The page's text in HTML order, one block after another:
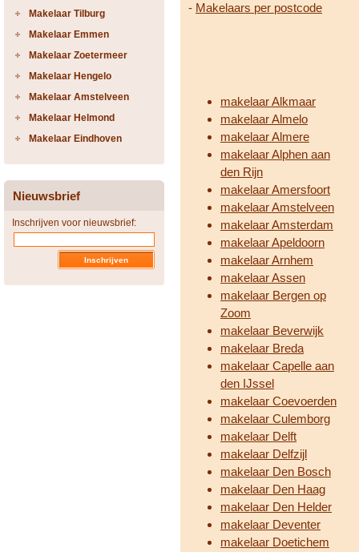
Makelaar Tilburg
Makelaar Emmen
Makelaar Zoetermeer
Makelaar Hengelo
Makelaar Amstelveen
Makelaar Helmond
Makelaar Eindhoven
Nieuwsbrief
Inschrijven voor nieuwsbrief:
- Makelaars per postcode
makelaar Alkmaar
makelaar Almelo
makelaar Almere
makelaar Alphen aan
den Rijn
makelaar Amersfoort
makelaar Amstelveen
makelaar Amsterdam
makelaar Apeldoorn
makelaar Arnhem
makelaar Assen
makelaar Bergen op
Zoom
makelaar Beverwijk
makelaar Breda
makelaar Capelle aan
den IJssel
makelaar Coevoerden
makelaar Culemborg
makelaar Delft
makelaar Delfzijl
makelaar Den Bosch
makelaar Den Haag
makelaar Den Helder
makelaar Deventer
makelaar Doetichem